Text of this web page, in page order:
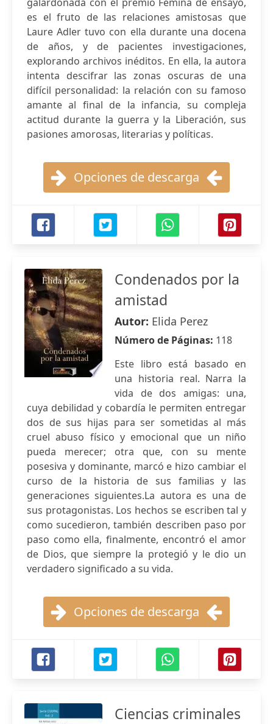
es el fruto de las relaciones amistosas que
Laure Adler tuvo con ella durante una docena
de años, y de pacientes investigaciones,
explorando archivos inéditos. En ella, la autora
intenta descifrar las zonas oscuras de una
difícil personalidad: la relación con su famoso
amante al final de la infancia, su compleja
actitud durante la guerra y la Liberación, sus
pasiones amorosas, literarias y políticas.
Opciones de descarga
Condenados por la
amistad
Autor: Elida Perez
Número de Páginas: 118
Este libro está basado en
una historia real. Narra la
vida de dos amigas: una,
cuya debilidad y cobardía le permiten entregar
dos de sus hijas para ser sometidas al más
cruel abuso físico y emocional que un niño
pueda merecer; otra que, con su mente
posesiva y dominante, marcó e hizo cambiar el
curso de la historia de sus familias y las
generaciones siguientes.La autora es una de
sus protagonistas. Los hechos se escriben tal y
como sucedieron, también describen paso por
paso como ella, finalmente, encontró el amor
de Dios, que siempre la protegió y le dio un
verdadero significado a su vida.
Opciones de descarga
Ciencias criminales